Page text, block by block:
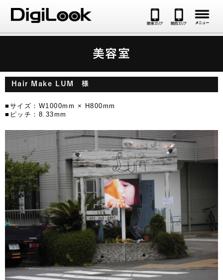
美容室
Hair Make LUM 様
■サイズ：W1000mm × H800mm
■ピッチ：8.33mm